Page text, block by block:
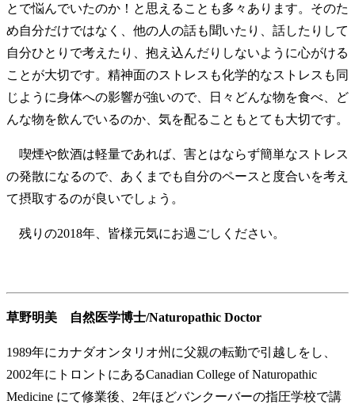
とで悩んでいたのか！と思えることも多々あります。そのた
め自分だけではなく、他の人の話も聞いたり、話したりして
自分ひとりで考えたり、抱え込んだりしないように心がける
ことが大切です。精神面のストレスも化学的なストレスも同
じように身体への影響が強いので、日々どんな物を食べ、ど
んな物を飲んでいるのか、気を配ることもとても大切です。
喫煙や飲酒は軽量であれば、害とはならず簡単なストレス
の発散になるので、あくまでも自分のペースと度合いを考え
て摂取するのが良いでしょう。
残りの2018年、皆様元気にお過ごしください。
草野明美 自然医学博士/Naturopathic Doctor
1989年にカナダオンタリオ州に父親の転勤で引越しをし、
2002年にトロントにあるCanadian College of Naturopathic
Medicine にて修業後、2年ほどバンクーバーの指圧学校で講